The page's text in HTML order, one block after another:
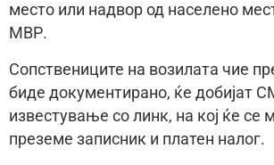
место или надвор од населено
МВР.
Сопствениците на возилата чие
биде документирано, ќе добијат
известување со линк, на кој ќе се
преземе записник и платен налог.